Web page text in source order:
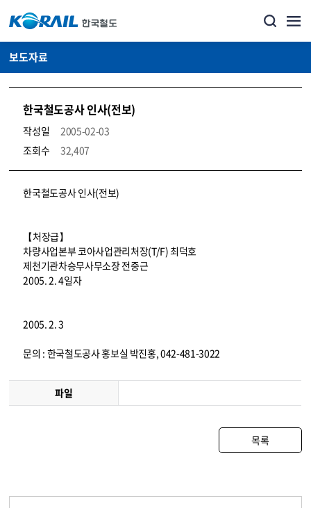
보도자료
한국철도공사 인사(전보)
작성일
2005-02-03
조회수
32,407
뉴스·홍보_보도자료 상세보기 – 내용, 파일, 담당자 연락처로 구성
한국철도공사 인사(전보)
【처장급】
차량사업본부 코아사업관리처장(T/F) 최덕호
제천기관차승무사무소장 전중근
2005. 2. 4일자
2005. 2. 3
문의 : 한국철도공사 홍보실 박진홍, 042-481-3022
파일
목록